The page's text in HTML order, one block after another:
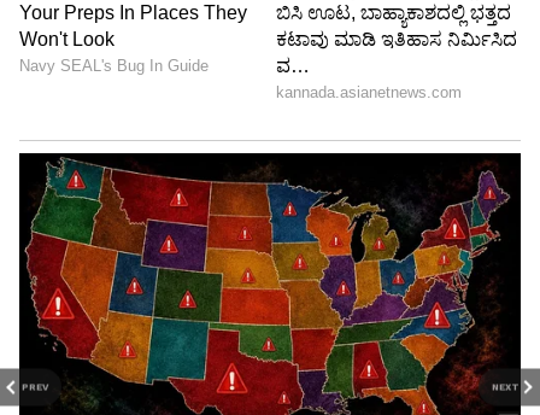
PREV NEXT